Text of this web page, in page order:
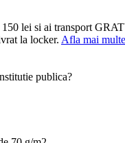
lei si ai transport
la locker. Afla mai multe
publica?